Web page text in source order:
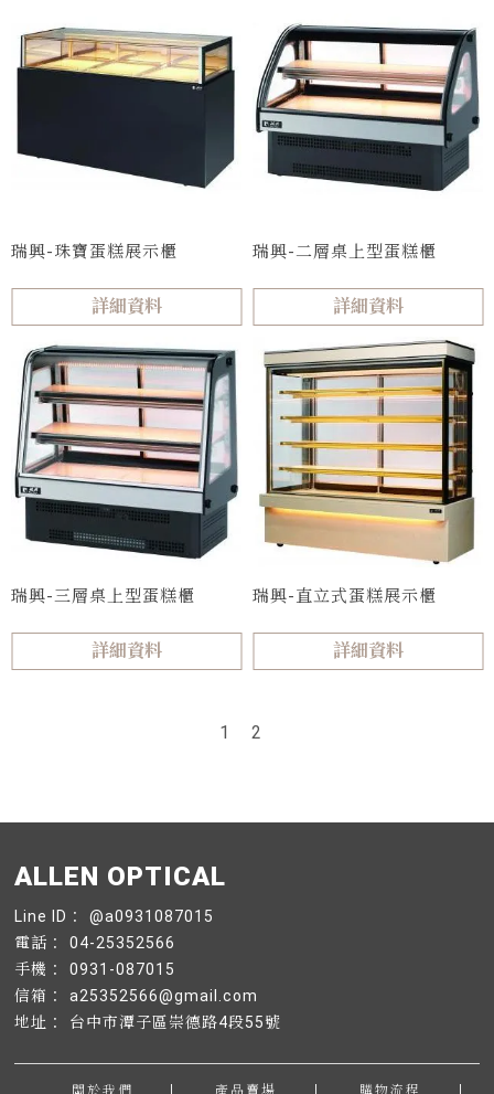
瑞興-珠寶蛋糕展示櫃
詳細資料
瑞興-二層桌上型蛋糕櫃
詳細資料
瑞興-三層桌上型蛋糕櫃
詳細資料
瑞興-直立式蛋糕展示櫃
詳細資料
1 2
@a0931087015
04-25352566
0931-087015
a25352566@gmail.com
台中市潭子區崇德路4段55號
關於我們 產品賣場 購物流程